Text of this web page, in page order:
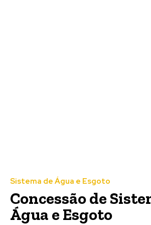
Sistema de Água e Esgoto
Concessão de
Água e Esgoto